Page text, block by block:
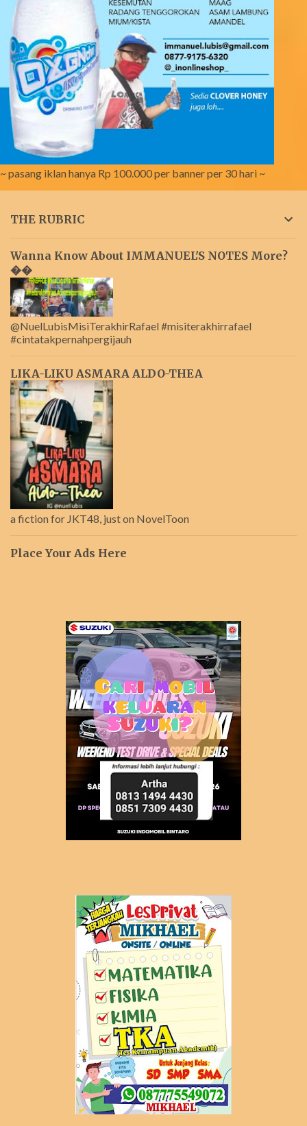
~ pasang iklan hanya Rp 100.000 per banner per 30 hari ~
THE RUBRIC
Wanna Know About IMMANUEL'S NOTES More?
��
@NuelLubisMisiTerakhirRafael #misiterakhirrafael
#cintatakpernahpergijauh
LIKA-LIKU ASMARA ALDO-THEA
a fiction for JKT48, just on NovelToon
Place Your Ads Here